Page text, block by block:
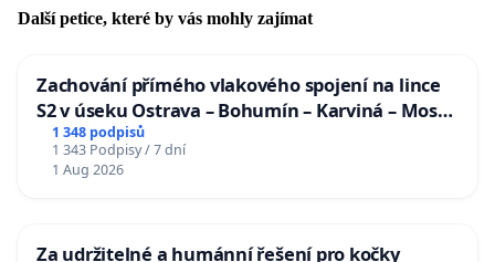
Další petice, které by vás mohly zajímat
Zachování přímého vlakového spojení na lince
S2 v úseku Ostrava – Bohumín – Karviná – Mosty
u Jablunkova
1 348 podpisů
1 343 Podpisy / 7 dní
1 Aug 2026
Za udržitelné a humánní řešení pro kočky